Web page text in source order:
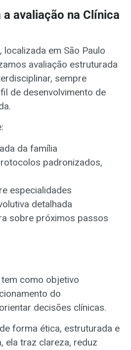
avaliação na Clínica
, localizada em São Paulo
avaliação estruturada
sempre
de desenvolvimento de
da família
padronizados,
especialidades
detalhada
sobre próximos passos
como objetivo
do
decisões clínicas.
forma ética, estruturada e
ela traz clareza, reduz